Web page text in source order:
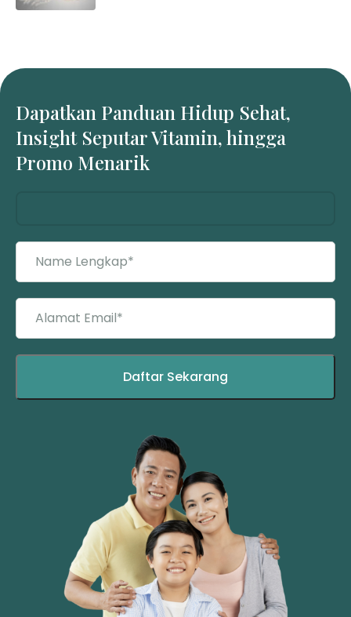
Dapatkan Panduan Hidup Sehat,
Insight Seputar Vitamin, hingga
Promo Menarik